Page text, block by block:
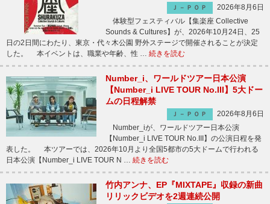
Ｊ－ＰＯＰ
2026年8月6日
体験型フェスティバル【集楽座 Collective
Sounds & Cultures】が、2026年10月24日、25
日の2日間にわたり、東京・代々木公園 野外ステージで開催されることが決定
した。 本イベントは、職業や年齢、性 … 続きを読む
Number_i、ワールドツアー日本公演
【Number_i LIVE TOUR No.III】5大ドー
ムの日程解禁
Ｊ－ＰＯＰ
2026年8月6日
Number_iが、ワールドツアー日本公演
【Number_i LIVE TOUR No.III】の公演日程を発
表した。 本ツアーでは、2026年10月より全国5都市の5大ドームで行われる
日本公演【Number_i LIVE TOUR N … 続きを読む
竹内アンナ、EP『MIXTAPE』収録の新曲
リリックビデオを2週連続公開